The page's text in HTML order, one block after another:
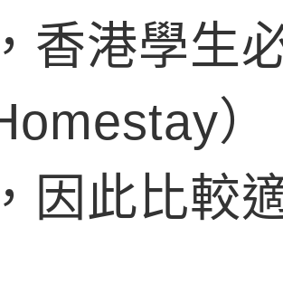
香港學生
因此比較